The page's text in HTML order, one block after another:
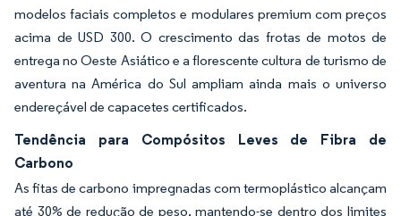
modelos faciais completos e modulares premium com preços
acima de USD 300. O crescimento das frotas de motos de
entrega no Oeste Asiático e a florescente cultura de turismo de
aventura na América do Sul ampliam ainda mais o universo
endereçável de capacetes certificados.
Tendência para Compósitos Leves de Fibra de
Carbono
As fitas de carbono impregnadas com termoplástico alcançam
até 30% de redução de peso, mantendo-se dentro dos limites